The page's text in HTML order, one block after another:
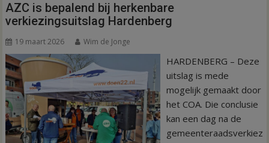
AZC is bepalend bij herkenbare
verkiezingsuitslag Hardenberg
19 maart 2026 Wim de Jonge
HARDENBERG – Deze
uitslag is mede
mogelijk gemaakt door
het COA. Die conclusie
kan een dag na de
gemeenteraadsverkiez